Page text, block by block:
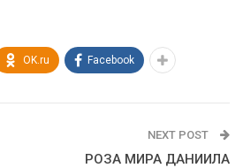
OK.ru Facebook
NEXT POST
РОЗА МИРА ДАНИИЛА